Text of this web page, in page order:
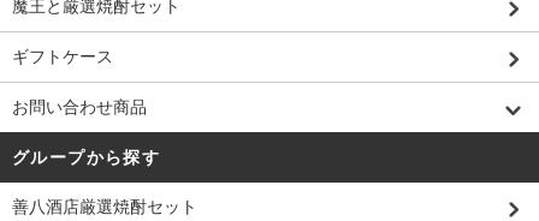
魔王と厳選焼酎セット
ギフトケース
お問い合わせ商品
グループから探す
善八酒店厳選焼酎セット